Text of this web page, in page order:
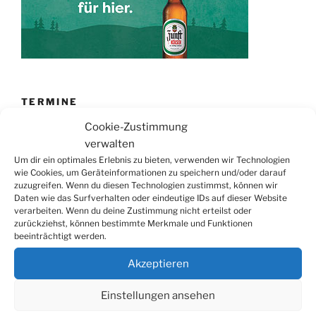
Cookie-Zustimmung
verwalten
Um dir ein optimales Erlebnis zu bieten, verwenden wir Technologien
wie Cookies, um Geräteinformationen zu speichern und/oder darauf
zuzugreifen. Wenn du diesen Technologien zustimmst, können wir
Daten wie das Surfverhalten oder eindeutige IDs auf dieser Website
verarbeiten. Wenn du deine Zustimmung nicht erteilst oder
zurückziehst, können bestimmte Merkmale und Funktionen
beeinträchtigt werden.
Akzeptieren
Einstellungen ansehen
TERMINE
Biergarten-Wochenenden der Erzquell
Brauerei
09.08.
Trödelmarkt in der Ortsmitte
29.08.
Sommerfest in Helmerhausen
06.09.
Beach-Volleyball-Turnier
13.09.
Wandertag
Treckertreffen in Hengstenberg
ab 24.09.
Herbstprogramm im Burghaus
Herbstbasar